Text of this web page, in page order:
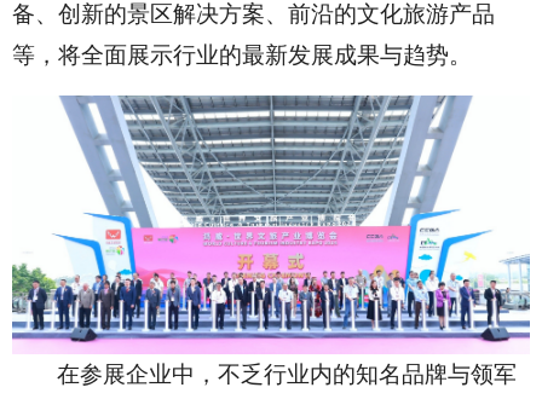
备、创新的景区解决方案、前沿的文化旅游产品
等，将全面展示行业的最新发展成果与趋势。
在参展企业中，不乏行业内的知名品牌与领军